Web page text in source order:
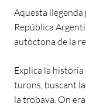
Aquesta llegenda
República
autòctona de la
Explica la
turons, buscant
la trobava. On